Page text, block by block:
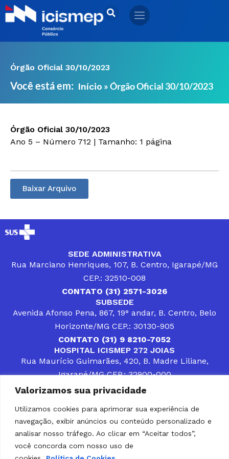
Valorizamos sua privacidade
Utilizamos cookies para aprimorar sua experiência de
navegação, exibir anúncios ou conteúdo personalizado e
analisar nosso tráfego. Ao clicar em “Aceitar todos”,
você concorda com nosso uso de
Ir
para
Órgão Oficial 30/10/2023
Você está em: Início »Órgão Oficial 30/10/2023
Órgão Oficial 30/10/2023
Ano 5 – Número 712 | Tamanho: 1 página
Baixar Arquivo
SEDE ADMINISTRATIVA
Rua Marciano Henriques, 107, B. Centro, Igarapé/MG
CEP.: 32510-008
CONTATO (31) 2571-3026
SUBSEDE
Avenida Afonso Pena, 867, 19° andar, B. Centro, Belo
Horizonte/MG CEP.: 30130-905
CONTATO (31) 9 8210-7052
HOSPITAL ICISMEP 272 JOIAS
Rua Maurício Guimarães, 420, B. Madre Liliane,
Igarapé/MG CEP.: 32900-000
CONTATOS (31) 3512-4400 ou (31) 9 8309-8660
DESENVOLVER SOLUÇÕES, AÇÕES E SERVIÇOS
PÚBLICOS QUE COMPLEMENTEM A ASSISTÊNCIA À
POPULAÇÃO DA REGIÃO EM QUE ATUA, SENDO
PARCEIRO DOS MUNICÍPIOS CONSORCIADOS NA
SOLUÇÃO DE DIFICULDADES ENFRENTADAS POR
GESTORES MUNICIPAIS, É O COMPROMISSO DO
ICISMEP.